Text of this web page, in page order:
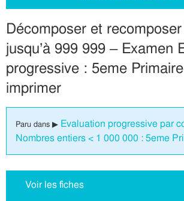
Décomposer et
jusqu’à 999 999 – Examen
progressive : 5eme
imprimer
Paru dans ▶ Evaluation progressive par
Nombres entiers < 1 000 000 : 5eme
Voir les fiches